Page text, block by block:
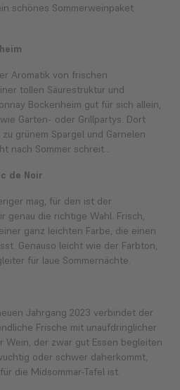
schönes Sommerweinpaket
Aromatik von frischen
tollen Säurestruktur und
Bockenheim gut für sich allein,
Garten- oder Grillpartys. Dort
grünem Spargel und Garnelen
nach Sommer schreit...
de Noir
mag, für den ist der
genau die richtige Wahl. Frisch,
ganz leichten Farbe, die einen
Genauso leicht wie der Farbton,
für laue Sommernächte.
Jahrgang 2023 verbindet der
Frische mit unaufdringlicher
Wein, der zwar gut Essen begleiten
oder schwer daherkommt,
die Midsommar-Tafel ist.